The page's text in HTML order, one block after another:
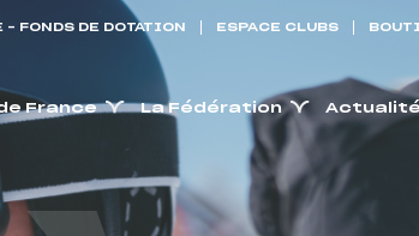
– FONDS DE DOTATION ESPACE CLUBS
France La Fédération